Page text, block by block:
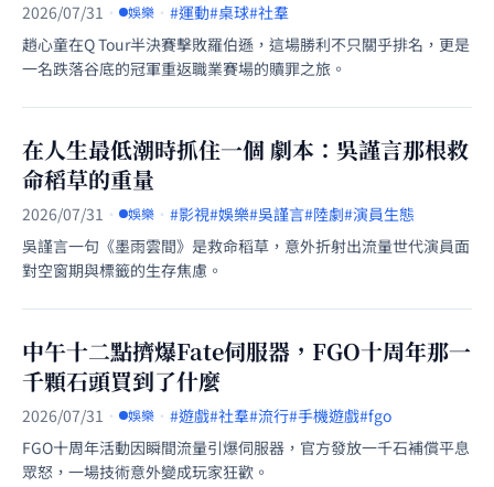
2026/07/31 · 娛樂 · #運動#桌球#社羣
趙心童在Q Tour半決賽擊敗羅伯遜，這場勝利不只關乎排名，更是
一名跌落谷底的冠軍重返職業賽場的贖罪之旅。
在人生最低潮時抓住一個 劇本：吳謹言那根救
命稻草的重量
2026/07/31 · 娛樂 · #影視#娛樂#吳謹言#陸劇#演員生態
吳謹言一句《墨雨雲間》是救命稻草，意外折射出流量世代演員面
對空窗期與標籤的生存焦慮。
中午十二點擠爆Fate伺服器，FGO十周年那一
千顆石頭買到了什麼
2026/07/31 · 娛樂 · #遊戲#社羣#流行#手機遊戲#fgo
FGO十周年活動因瞬間流量引爆伺服器，官方發放一千石補償平息
眾怒，一場技術意外變成玩家狂歡。